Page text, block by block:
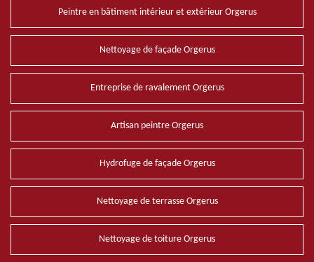
Peintre en bâtiment intérieur et extérieur Orgerus
Nettoyage de façade Orgerus
Entreprise de ravalement Orgerus
Artisan peintre Orgerus
Hydrofuge de façade Orgerus
Nettoyage de terrasse Orgerus
Nettoyage de toiture Orgerus